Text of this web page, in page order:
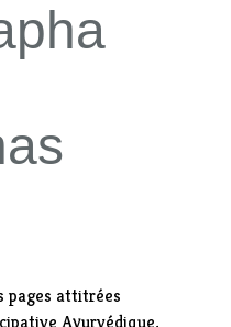
pages attitrées
Ayurvédique,